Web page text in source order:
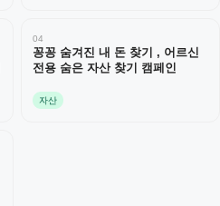
04
꽁꽁 숨겨진 내 돈 찾기 , 어르신
전용 숨은 자산 찾기 캠페인
자산